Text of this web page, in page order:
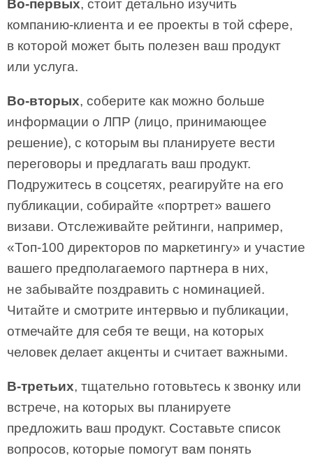
Во-первых, стоит детально изучить
компанию-клиента и ее проекты в той сфере,
в которой может быть полезен ваш продукт
или услуга.
Во-вторых, соберите как можно больше
информации о ЛПР (лицо, принимающее
решение), с которым вы планируете вести
переговоры и предлагать ваш продукт.
Подружитесь в соцсетях, реагируйте на его
публикации, собирайте «портрет» вашего
визави. Отслеживайте рейтинги, например,
«Топ-100 директоров по маркетингу» и участие
вашего предполагаемого партнера в них,
не забывайте поздравить с номинацией.
Читайте и смотрите интервью и публикации,
отмечайте для себя те вещи, на которых
человек делает акценты и считает важными.
В-третьих, тщательно готовьтесь к звонку или
встрече, на которых вы планируете
предложить ваш продукт. Составьте список
вопросов, которые помогут вам понять